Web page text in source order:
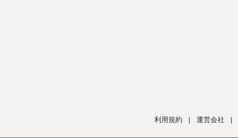
利用規約 | 運営会社 |